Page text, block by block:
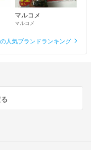
マルコメ
マルコメ
人気ブランドランキング